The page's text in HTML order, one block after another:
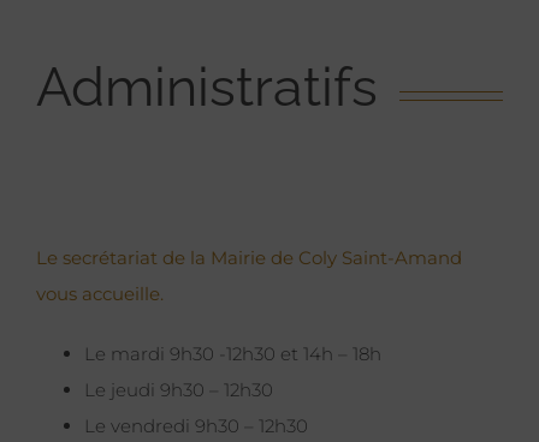
Administratifs
Le secrétariat de la Mairie de Coly Saint-Amand
vous accueille.
Le mardi 9h30 -12h30 et 14h – 18h
Le jeudi 9h30 – 12h30
Le vendredi 9h30 – 12h30